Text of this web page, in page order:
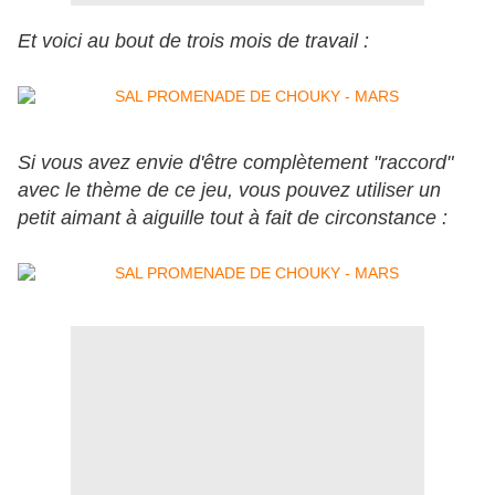
Et voici au bout de trois mois de travail :
Si vous avez envie d'être complètement "raccord"
avec le thème de ce jeu, vous pouvez utiliser un
petit aimant à aiguille tout à fait de circonstance :